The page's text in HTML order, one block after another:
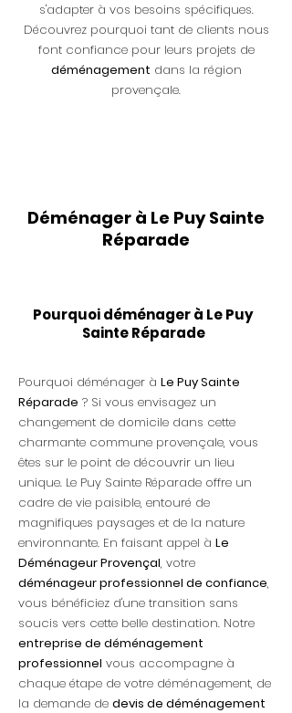
s'adapter à vos besoins spécifiques.
Découvrez pourquoi tant de clients nous
font confiance pour leurs projets de
déménagement dans la région
provençale.
Déménager à Le Puy Sainte
Réparade
Pourquoi déménager à Le Puy
Sainte Réparade
Pourquoi déménager à Le Puy Sainte
Réparade ? Si vous envisagez un
changement de domicile dans cette
charmante commune provençale, vous
êtes sur le point de découvrir un lieu
unique. Le Puy Sainte Réparade offre un
cadre de vie paisible, entouré de
magnifiques paysages et de la nature
environnante. En faisant appel à Le
Déménageur Provençal, votre
déménageur professionnel de confiance,
vous bénéficiez d'une transition sans
soucis vers cette belle destination. Notre
entreprise de déménagement
professionnel vous accompagne à
chaque étape de votre déménagement, de
la demande de devis de déménagement